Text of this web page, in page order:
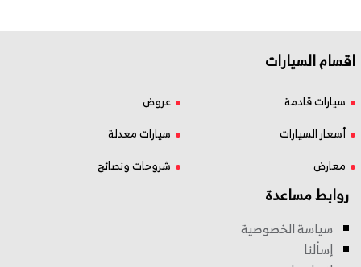
اقسام السيارات
سيارات قادمة
عروض
أسعار السيارات
سيارات معدلة
معارض
شروحات ونصائح
روابط مساعدة
سياسة الخصوصية
إسألنا